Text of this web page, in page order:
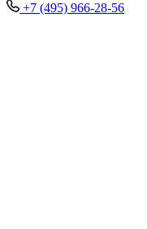
+7 (495) 966-28-56